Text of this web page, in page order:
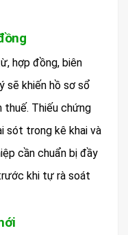
hợp đồng, biên
sẽ khiến hồ sơ sổ
thuế. Thiếu chứng
sót trong kê khai và
cần chuẩn bị đầy
khi tự rà soát